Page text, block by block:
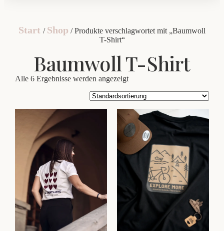
Start / Shop / Produkte verschlagwortet mit „Baumwoll
T-Shirt“
Baumwoll T-Shirt
Alle 6 Ergebnisse werden angezeigt